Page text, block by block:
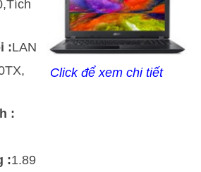
:LAN
:
:1.89
Click để xem chi tiết